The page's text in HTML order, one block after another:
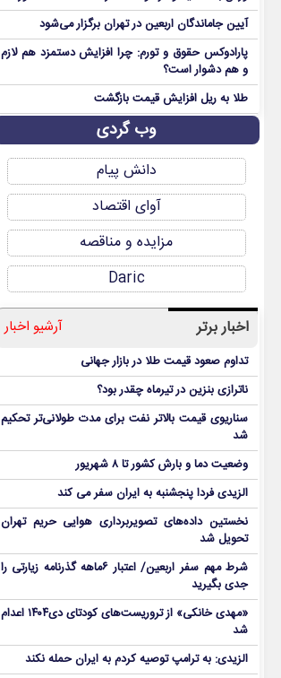
آیین جاماندگان اربعین در تهران برگزار می‌شود
پارادوکس حقوق و تورم: چرا افزایش دستمزد هم لازم
و هم دشوار است؟
طلا به ریل افزایش قیمت بازگشت
وب گردی
دانش پیام
آوای اقتصاد
مزایده و مناقصه
Daric
اخبار برتر آرشیو اخبار
تداوم صعود قیمت طلا در بازار جهانی
ناترازی بنزین در تیرماه چقدر بود؟
سناریوی قیمت بالاتر نفت برای مدت طولانی‌تر تحکیم
شد
وضعیت دما و بارش کشور تا ۸ شهریور
الزیدی فردا پنجشنبه به ایران سفر می کند
نخستین داده‌های تصویربرداری هوایی حریم تهران
تحویل شد
شرط مهم سفر اربعین/ اعتبار ۶ماهه گذرنامه زیارتی را
جدی بگیرید
«مهدی خانکی» از تروریست‌های کودتای دی۱۴۰۴ اعدام
شد
الزیدی: به ترامپ توصیه کردم به ایران حمله نکند